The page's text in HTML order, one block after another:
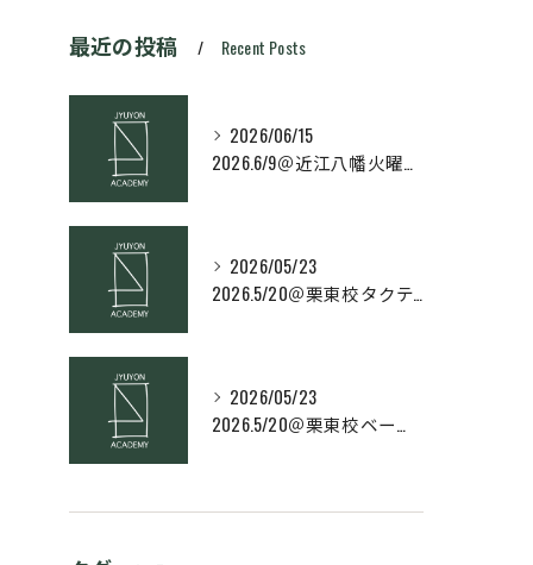
最近の投稿 Recent Posts
2026/06/15
2026.6/9＠近江八幡火曜日校スキルコース
2026/05/23
2026.5/20＠栗東校タクティクス・ネクストコース
2026/05/23
2026.5/20＠栗東校ベーシック・スキルコース